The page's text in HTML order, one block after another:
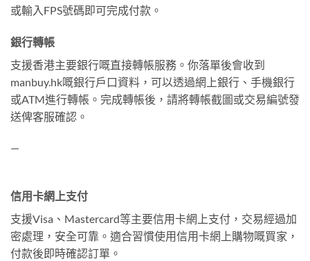
或輸入FPS號碼即可完成付款。
銀行轉帳
支援香港主要銀行嘅直接轉帳服務。你落單後會收到
manbuy.hk嘅銀行戶口資料，可以透過網上銀行、手機銀行
或ATM進行轉帳。完成轉帳後，請將轉帳截圖或交易編號發
送俾客服確認。
—
信用卡網上支付
支援Visa、Mastercard等主要信用卡網上支付，交易經過加
密處理，安全可靠。適合習慣使用信用卡網上購物嘅買家，
付款後即時確認訂單。